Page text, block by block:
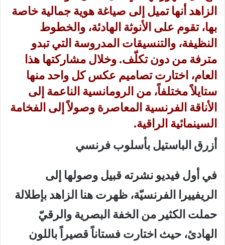
الزاهد أنها تميل إلى صياغة هوية جمالية خاصة
بها، تقوم على الأنوثة الهادئة، والخطوط
النظيفة، والتنسيقات المدروسة التي تبدو
مترفة من دون تكلّف. وخلال مشاركتها هذا
العام، اختارت تصاميم عكس كل واحد منها
ستايلاً مختلفاً، من الرومانسية الناعمة إلى
الأناقة الفرنسية المعاصرة وصولاً إلى الفخامة
السينمائية الراقية.
أزرق الباستيل بأسلوب فرنسي
في أول فيديو نشرته قبيل وصولها إلى
الريفييرا الفرنسيّة، ظهرت هنا الزاهد بإطلالة
حملت الكثير من الخفة البصرية والرقيّ
الهادئ، حيث اختارت فستاناً قصيراً باللون